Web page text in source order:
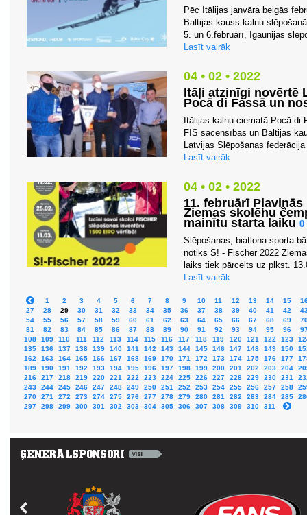
Pēc Itālijas janvāra beigās
Baltijas kauss kalnu
5. un 6.februārī, Igaunijas
Lasīt vairāk
04 • 02 • 2022
Itāļi atzinīgi novērtē
Pocā di Fassā un
Itālijas kalnu ciematā Pocā
FIS sacensības un Baltijas
Latvijas Slēpošanas
Lasīt vairāk
04 • 02 • 2022
11. februārī
Ziemas skolēnu
mainītu starta laiku 0
Slēpošanas, biatlona sporta
notiks S! - Fischer 2022
laiks tiek pārcelts uz plkst.
Lasīt vairāk
1 2 3 4 5 6 7 8 9 10 11 12 13 14 15
27
28 29 30 31 32 33 34 35 36 37 38 39 40 41 42
54
55 56 57 58 59 60 61 62 63 64 65 66 67 68 69
81
82 83 84 85 86 87 88 89 90 91 92 93 94 95 96
108
109 110 111 112 113 114 115 116 117 118 119 120 121 122 123
135
136 137 138 139 140 141 142 143 144 145 146 147 148 149 150
162
163 164 165 166 167 168 169 170 171 172 173 174 175 176 177
189
190 191 192 193 194 195 196 197 198 199 200 201 202 203 204
216
217 218 219 220 221 222 223 224 225 226 227 228 229 230 231
243
244 245 246 247 248 249 250 251 252 253 254 255 256 257 258
270
271 272 273 274 275 276 277 278 279 280 281 282 283 284 285
297
298 299 300 301 302 303 304 305 306 307 308 309 310 311